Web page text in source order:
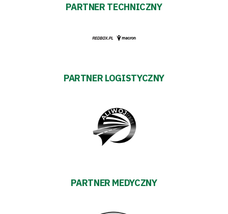
PARTNER TECHNICZNY
PARTNER LOGISTYCZNY
PARTNER MEDYCZNY